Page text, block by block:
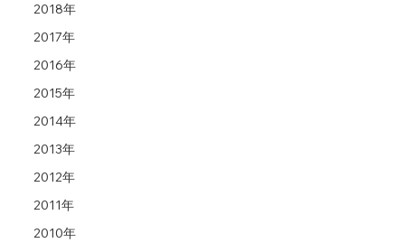
2018年
2017年
2016年
2015年
2014年
2013年
2012年
2011年
2010年